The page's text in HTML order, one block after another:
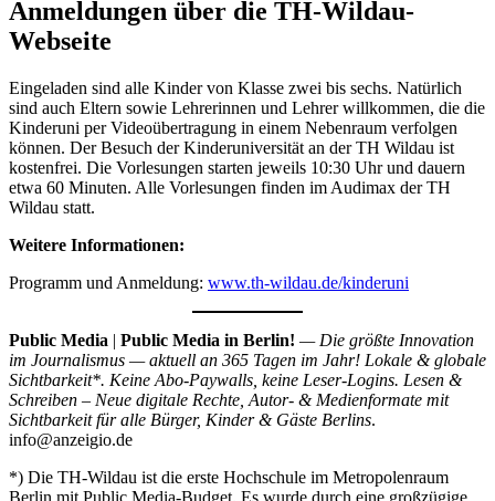
Anmeldungen über die TH-Wildau-
Webseite
Eingeladen sind alle Kinder von Klasse zwei bis sechs. Natürlich
sind auch Eltern sowie Lehrerinnen und Lehrer willkommen, die die
Kinderuni per Videoübertragung in einem Nebenraum verfolgen
können. Der Besuch der Kinderuniversität an der TH Wildau ist
kostenfrei. Die Vorlesungen starten jeweils 10:30 Uhr und dauern
etwa 60 Minuten. Alle Vorlesungen finden im Audimax der TH
Wildau statt.
Weitere Informationen:
Programm und Anmeldung: www.th-wildau.de/kinderuni
Public Media | Public Media in Berlin! — Die größte Innovation
im Journalismus — aktuell an 365 Tagen im Jahr! Lokale & globale
Sichtbarkeit*. Keine Abo-Paywalls, keine Leser-Logins. Lesen &
Schreiben – Neue digitale Rechte, Autor- & Medienformate mit
Sichtbarkeit für alle Bürger, Kinder & Gäste Berlins.
info@anzeigio.de
*) Die TH-Wildau ist die erste Hochschule im Metropolenraum